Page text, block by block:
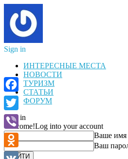
Sign in
ИНТЕРЕСНЫЕ МЕСТА
НОВОСТИ
ТУРИЗМ
СТАТЬИ
ФОРУМ
Sign in
Welcome!Log into your account
Ваше имя
Ваш
Facebook
Twitter
Viber
Odnoklassniki